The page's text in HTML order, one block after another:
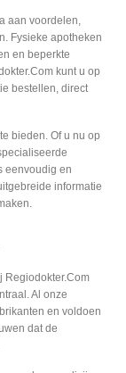
aan voordelen,
Fysieke apotheken
en beperkte
kunt u op
bestellen, direct
bieden. Of u nu op
eenvoudig en
informatie
Regiodokter.Com
Al onze
en voldoen
dat de